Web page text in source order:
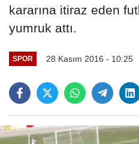
kararına itiraz eden
yumruk attı.
SPOR 28 Kasım 2016 - 10:25